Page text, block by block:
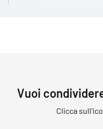
Vuoi
Clicca